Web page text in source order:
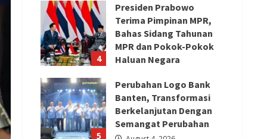
4
Presiden Prabowo
Terima Pimpinan MPR,
Bahas Sidang Tahunan
MPR dan Pokok-Pokok
Haluan Negara
5
Perubahan Logo Bank
Banten, Transformasi
Berkelanjutan Dengan
Semangat Perubahan